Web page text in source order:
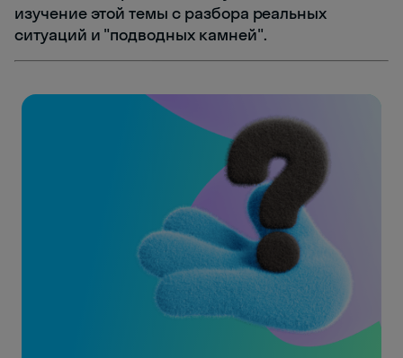
изучение этой темы с разбора реальных
ситуаций и "подводных камней".